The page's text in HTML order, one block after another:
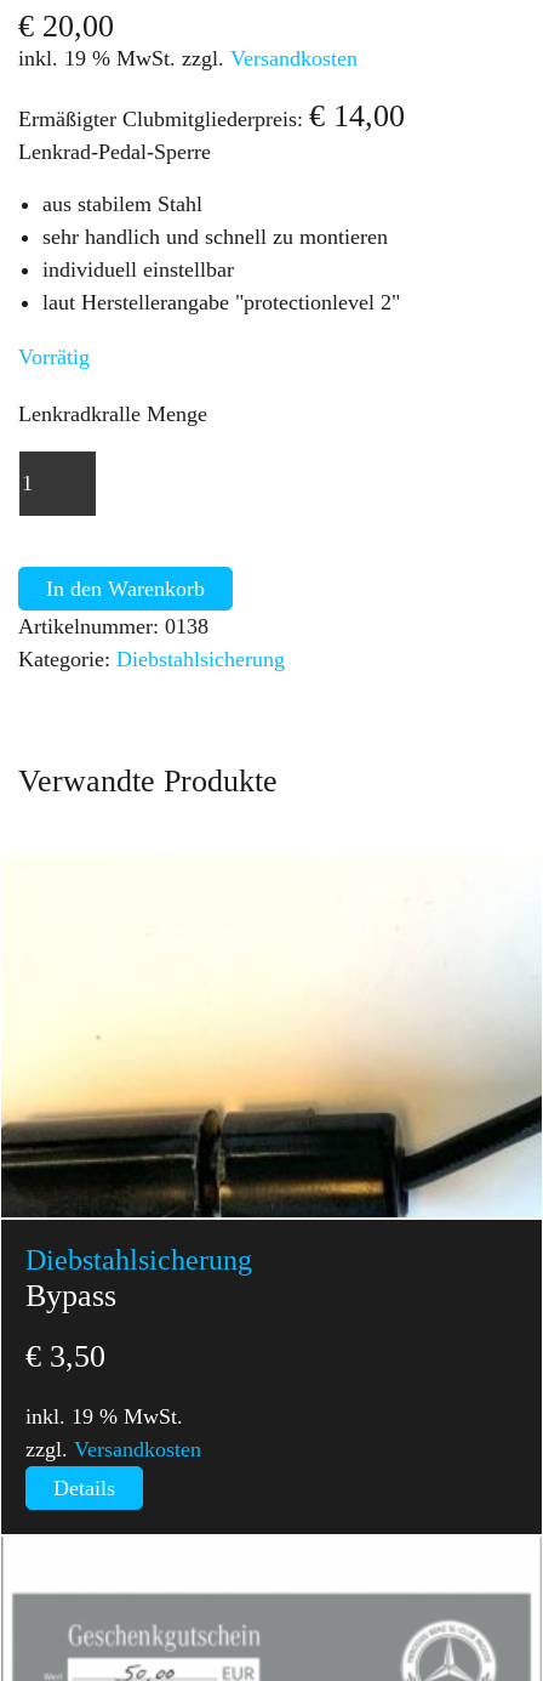
€ 20,00
inkl. 19 % MwSt. zzgl. Versandkosten
Ermäßigter Clubmitgliederpreis: € 14,00
Lenkrad-Pedal-Sperre
aus stabilem Stahl
sehr handlich und schnell zu montieren
individuell einstellbar
laut Herstellerangabe "protectionlevel 2"
Vorrätig
Lenkradkralle Menge
In den Warenkorb
Artikelnummer: 0138
Kategorie: Diebstahl­sicherung
Verwandte Produkte
Diebstahl­sicherung
Bypass
€ 3,50
inkl. 19 % MwSt.
zzgl.Versandkosten
Details